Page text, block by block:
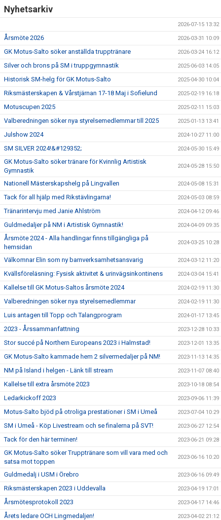
Nyhetsarkiv
2026-07-15 13:32
Årsmöte 2026 2026-03-31 10:09
GK Motus-Salto söker anställda trupptränare 2026-03-24 16:12
Silver och brons på SM i truppgymnastik 2025-06-03 14:05
Historisk SM-helg för GK Motus-Salto 2025-04-30 10:04
Riksmästerskapen & Vårstjärnan 17-18 Maj i Sofielund 2025-02-19 16:18
Motuscupen 2025 2025-02-11 15:03
Valberedningen söker nya styrelsemedlemmar till 2025 2025-01-13 13:41
Julshow 2024 2024-10-27 11:00
SM SILVER 2024!&#129352; 2024-05-30 15:49
GK Motus-Salto söker tränare för Kvinnlig Artistisk
Gymnastik
2024-05-28 15:50
Nationell Mästerskapshelg på Lingvallen 2024-05-08 15:31
Tack för all hjälp med Rikstävlingarna! 2024-05-03 08:59
Tränarintervju med Janie Ahlström 2024-04-12 09:46
Guldmedaljer på NM i Artistisk Gymnastik! 2024-04-09 09:35
Årsmöte 2024 - Alla handlingar finns tillgängliga på
hemsidan
2024-03-25 10:28
Välkomnar Elin som ny barnverksamhetsansvarig 2024-03-12 11:20
Kvällsföreläsning: Fysisk aktivitet & urinvägsinkontinens 2024-03-04 15:41
Kallelse till GK Motus-Saltos årsmöte 2024 2024-02-19 11:30
Valberedningen söker nya styrelsemedlemmar 2024-02-19 11:30
Luis antagen till Topp och Talangprogram 2024-01-17 13:45
2023 - Årssammanfattning 2023-12-28 10:33
Stor succé på Northern Europeans 2023 i Halmstad! 2023-12-01 13:35
GK Motus-Salto kammade hem 2 silvermedaljer på NM! 2023-11-13 14:35
NM på Island i helgen - Länk till stream 2023-11-07 08:40
Kallelse till extra årsmöte 2023 2023-10-18 08:54
Ledarkickoff 2023 2023-09-06 11:39
Motus-Salto bjöd på otroliga prestationer i SM i Umeå 2023-07-04 10:29
SM i Umeå - Köp Livestream och se finalerna på SVT! 2023-06-27 12:54
Tack för den här terminen! 2023-06-21 09:28
GK Motus-Salto söker Trupptränare som vill vara med och
satsa mot toppen
2023-06-16 10:20
Guldmedalj i USM i Örebro 2023-06-16 09:49
Riksmästerskapen 2023 i Uddevalla 2023-04-19 17:01
Årsmötesprotokoll 2023 2023-04-17 14:46
Årets ledare OCH Lingmedaljen! 2023-04-02 21:12